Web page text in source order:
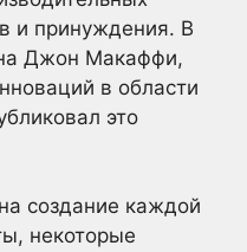
и принуждения. В
Джон Макаффи,
в области
это
создание каждой
некоторые